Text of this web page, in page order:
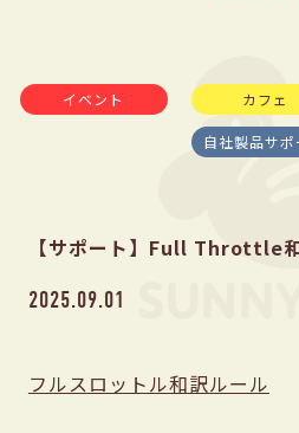
イベント カフェ
自社製品サポ
【サポート】Full Throttle
2025.09.01
フルスロットル和訳ルール